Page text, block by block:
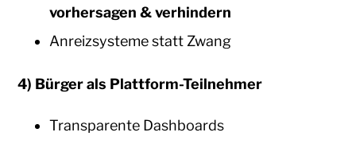
vorhersagen & verhindern
Anreizsysteme statt Zwang
4) Bürger als Plattform-Teilnehmer
Transparente Dashboards